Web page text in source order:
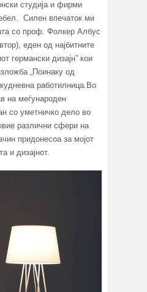
студија и фирми
Силен впечаток ми
со проф. Фолкер Албус
еден од најбитните
германски дизајн” кои
„Поинаку од
работилница.Во
на меѓународен
со уметничко дело во
различни сфери на
придонесоа за мојот
и дизајнот.